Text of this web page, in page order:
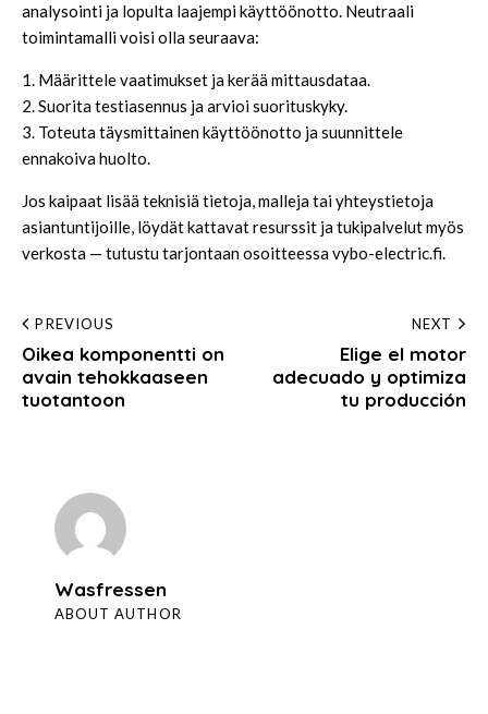
analysointi ja lopulta laajempi käyttöönotto. Neutraali
toimintamalli voisi olla seuraava:
1. Määrittele vaatimukset ja kerää mittausdataa.
2. Suorita testiasennus ja arvioi suorituskyky.
3. Toteuta täysmittainen käyttöönotto ja suunnittele
ennakoiva huolto.
Jos kaipaat lisää teknisiä tietoja, malleja tai yhteystietoja
asiantuntijoille, löydät kattavat resurssit ja tukipalvelut myös
verkosta — tutustu tarjontaan osoitteessavybo-electric.fi.
Post
navigation
PREVIOUS
Oikea komponentti on
avain tehokkaaseen
tuotantoon
NEXT
Elige el motor
adecuado y optimiza
tu producción
Wasfressen
ABOUT AUTHOR